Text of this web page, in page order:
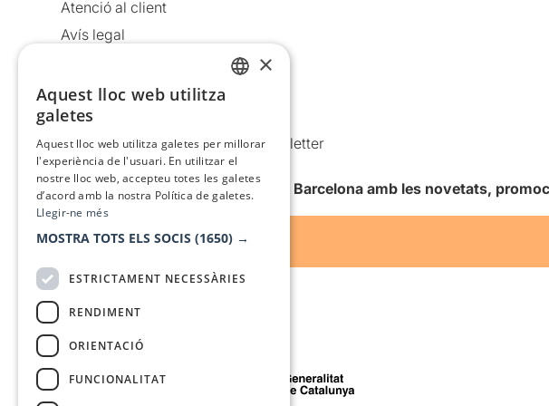
Atenció al client
Avís legal
Política de cookies
Condicions d’ús
Comunicacions comercials i Newsletter
Anuncia’t
Vull rebre la newsletter de Teatre Barcelona amb les novetats,
Amb el suport de
×
Aquest lloc web utilitza
galetes
Aquest lloc web utilitza galetes per millorar
l'experiència de l'usuari. En utilitzar el
nostre lloc web, accepteu totes les galetes
d’acord amb la nostra Política de galetes.
Llegir-ne més
MOSTRA TOTS ELS SOCIS (1650) →
ESTRICTAMENT NECESSÀRIES
RENDIMENT
ORIENTACIÓ
FUNCIONALITAT